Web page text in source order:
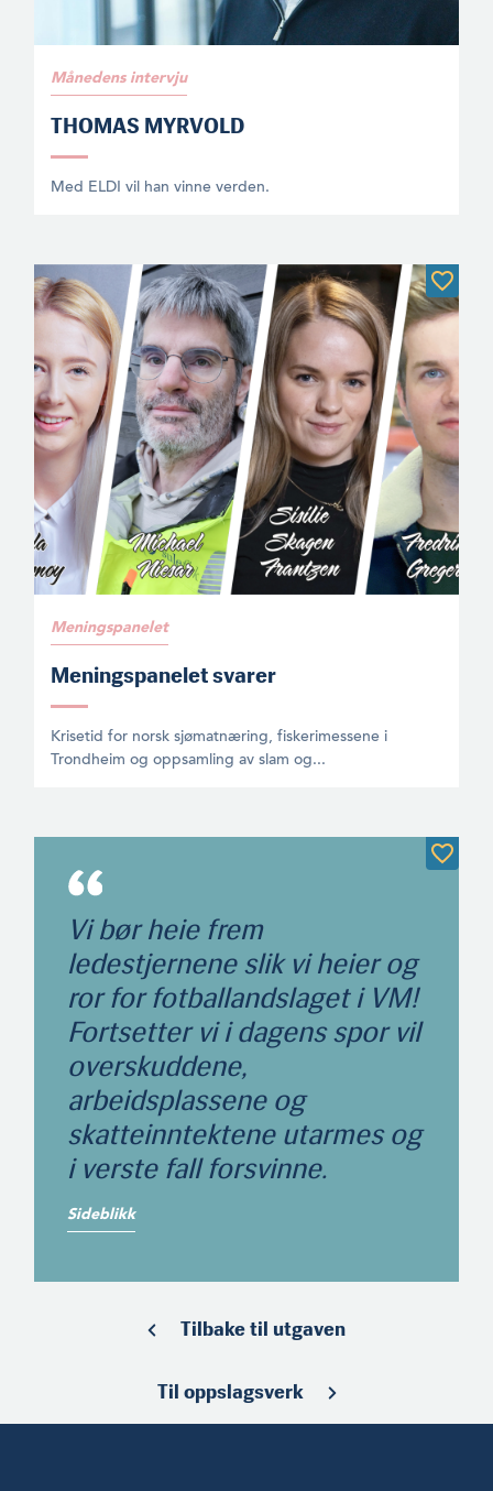
Månedens intervju
THOMAS MYRVOLD
Med ELDI vil han vinne verden.
Meningspanelet
Meningspanelet svarer
Krisetid for norsk sjømatnæring, fiskerimessene i
Trondheim og oppsamling av slam og...
Vi bør heie frem
ledestjernene slik vi heier og
ror for fotballandslaget i VM!
Fortsetter vi i dagens spor vil
overskuddene,
arbeidsplassene og
skatteinntektene utarmes og
i verste fall forsvinne.
Sideblikk
Tilbake til utgaven
Til oppslagsverk